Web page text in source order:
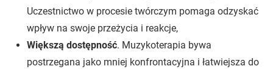
Uczestnictwo w procesie twórczym pomaga odzyskać
wpływ na swoje przeżycia i reakcje,
Większą dostępność. Muzykoterapia bywa
postrzegana jako mniej konfrontacyjna i łatwiejsza do